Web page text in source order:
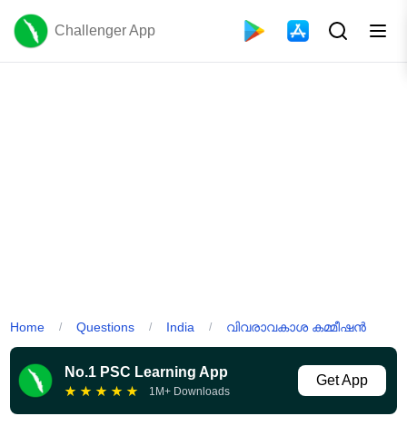
Challenger App
Home / Questions / India / വിവരാവകാശ കമ്മീഷൻ
No.1 PSC Learning App
★ ★ ★ ★ ★ 1M+ Downloads
Get App